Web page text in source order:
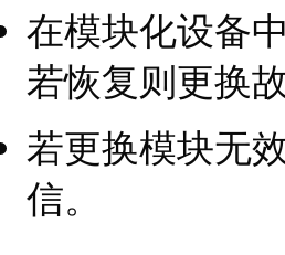
在模块化设备
若恢复则更换
若更换模块无
信。